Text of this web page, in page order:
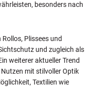
besonders nach
Plissees und
und zugleich als
weiterer aktueller Trend
mit stilvoller Optik
Textilien wie